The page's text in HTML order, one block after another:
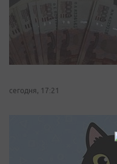
сегодня, 17:21